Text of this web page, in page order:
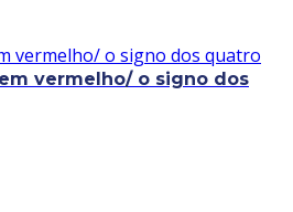
vermelho/ o signo dos